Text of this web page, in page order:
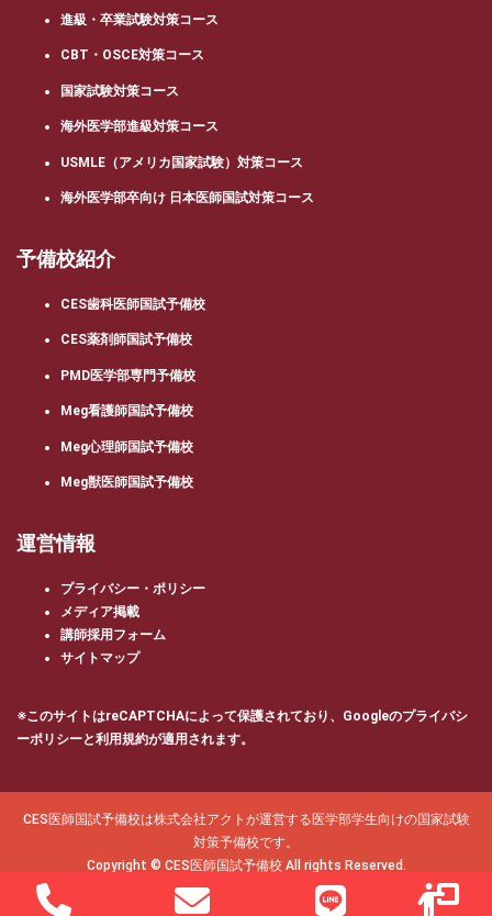
進級・卒業試験対策コース
CBT・OSCE対策コース
国家試験対策コース
海外医学部進級対策コース
USMLE（アメリカ国家試験）対策コース
海外医学部卒向け 日本医師国試対策コース
予備校紹介
CES歯科医師国試予備校
CES薬剤師国試予備校
PMD医学部専門予備校
Meg看護師国試予備校
Meg心理師国試予備校
Meg獣医師国試予備校
運営情報
プライバシー・ポリシー
メディア掲載
講師採用フォーム
サイトマップ
※このサイトはreCAPTCHAによって保護されており、Googleのプライバシ
ーポリシーと利用規約が適用されます。
CES医師国試予備校は株式会社アクトが運営する医学部学生向けの国家試験
対策予備校です。
Copyright © CES医師国試予備校 All rights Reserved.